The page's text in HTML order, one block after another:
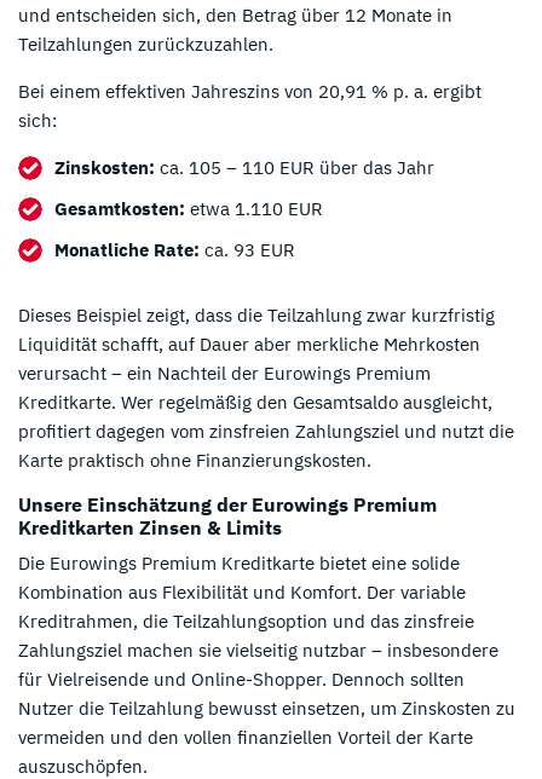
und entscheiden sich, den Betrag über 12 Monate in
Teilzahlungen zurückzuzahlen.
Bei einem effektiven Jahreszins von 20,91 % p. a. ergibt
sich:
Zinskosten: ca. 105 – 110 EUR über das Jahr
Gesamtkosten: etwa 1.110 EUR
Monatliche Rate: ca. 93 EUR
Dieses Beispiel zeigt, dass die Teilzahlung zwar kurzfristig
Liquidität schafft, auf Dauer aber merkliche Mehrkosten
verursacht – ein Nachteil der Eurowings Premium
Kreditkarte. Wer regelmäßig den Gesamtsaldo ausgleicht,
profitiert dagegen vom zinsfreien Zahlungsziel und nutzt die
Karte praktisch ohne Finanzierungskosten.
Unsere Einschätzung der Eurowings Premium
Kreditkarten Zinsen & Limits
Die Eurowings Premium Kreditkarte bietet eine solide
Kombination aus Flexibilität und Komfort. Der variable
Kreditrahmen, die Teilzahlungsoption und das zinsfreie
Zahlungsziel machen sie vielseitig nutzbar – insbesondere
für Vielreisende und Online-Shopper. Dennoch sollten
Nutzer die Teilzahlung bewusst einsetzen, um Zinskosten zu
vermeiden und den vollen finanziellen Vorteil der Karte
auszuschöpfen.